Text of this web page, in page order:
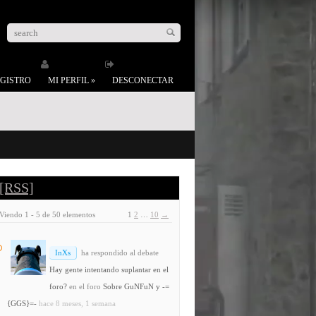
MI PERFIL » DESCONECTAR
[RSS]
Viendo 1 - 5 de 50 elementos 1 2 10 →
InXs
ha respondido al debate
Hay gente intentando suplantar en el
foro? en el foro Sobre GuNFuN y -=
{GGS}=- hace 8 meses, 1 semana